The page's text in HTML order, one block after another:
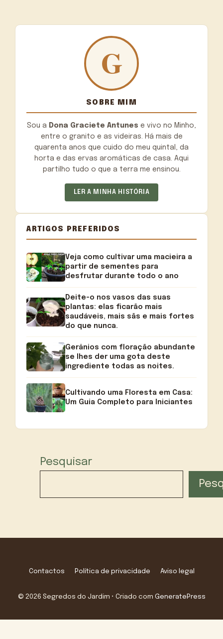
SOBRE MIM
Sou a Dona Graciete Antunes e vivo no Minho,
entre o granito e as videiras. Há mais de
quarenta anos que cuido do meu quintal, da
horta e das ervas aromáticas de casa. Aqui
partilho tudo o que a terra me ensinou.
LER A MINHA HISTÓRIA
ARTIGOS PREFERIDOS
Veja como cultivar uma macieira a
partir de sementes para
desfrutar durante todo o ano
Deite-o nos vasos das suas
plantas: elas ficarão mais
saudáveis, mais sãs e mais fortes
do que nunca.
Gerânios com floração abundante
se lhes der uma gota deste
ingrediente todas as noites.
Cultivando uma Floresta em Casa:
Um Guia Completo para Iniciantes
Pesquisar
Contactos Política de privacidade Aviso legal
© 2026 Segredos do Jardim • Criado com GeneratePress